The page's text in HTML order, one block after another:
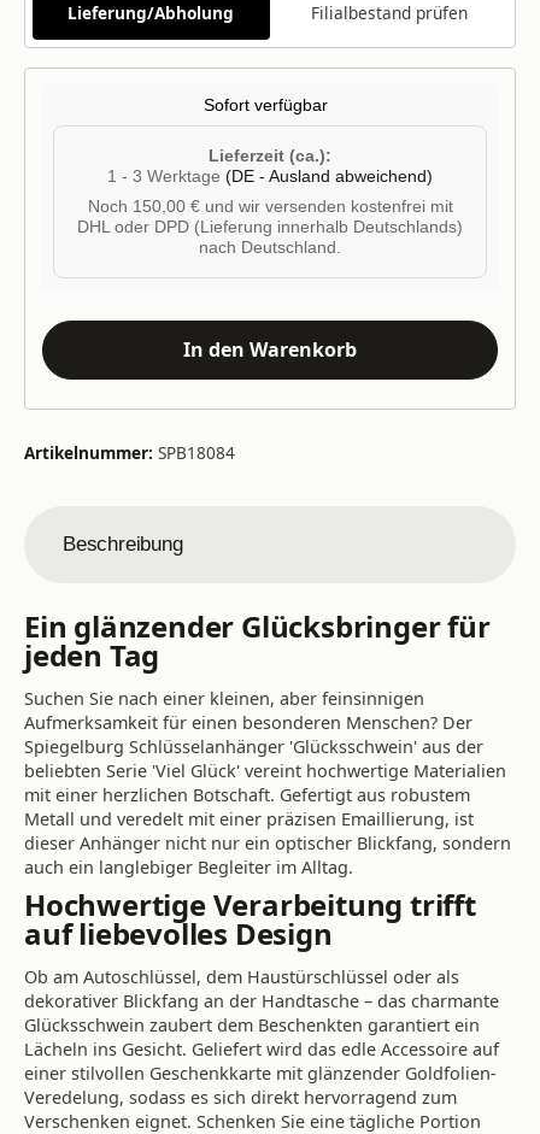
Lieferung/Abholung Filialbestand prüfen
Sofort verfügbar
Lieferzeit (ca.):
1 - 3 Werktage (DE - Ausland abweichend)
Noch 150,00 € und wir versenden kostenfrei mit
DHL oder DPD (Lieferung innerhalb Deutschlands)
nach Deutschland.
In den Warenkorb
Artikelnummer: SPB18084
Beschreibung
Ein glänzender Glücksbringer für
jeden Tag
Suchen Sie nach einer kleinen, aber feinsinnigen
Aufmerksamkeit für einen besonderen Menschen? Der
Spiegelburg Schlüsselanhänger 'Glücksschwein' aus der
beliebten Serie 'Viel Glück' vereint hochwertige Materialien
mit einer herzlichen Botschaft. Gefertigt aus robustem
Metall und veredelt mit einer präzisen Emaillierung, ist
dieser Anhänger nicht nur ein optischer Blickfang, sondern
auch ein langlebiger Begleiter im Alltag.
Hochwertige Verarbeitung trifft
auf liebevolles Design
Ob am Autoschlüssel, dem Haustürschlüssel oder als
dekorativer Blickfang an der Handtasche – das charmante
Glücksschwein zaubert dem Beschenkten garantiert ein
Lächeln ins Gesicht. Geliefert wird das edle Accessoire auf
einer stilvollen Geschenkkarte mit glänzender Goldfolien-
Veredelung, sodass es sich direkt hervorragend zum
Verschenken eignet. Schenken Sie eine tägliche Portion